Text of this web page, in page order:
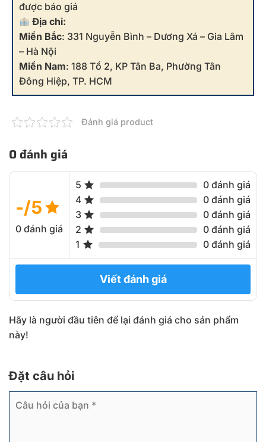
được báo giá
Địa chỉ:
Miền Bắc: 331 Nguyễn Bình – Dương Xá – Gia Lâm
– Hà Nội
Miền Nam: 188 Tổ 2, KP Tân Ba, Phường Tân
Đông Hiệp, TP. HCM
Đánh giá product
0 đánh giá
-/5
0 đánh giá
5
0 đánh giá
4
0 đánh giá
3
0 đánh giá
2
0 đánh giá
1
0 đánh giá
Viết đánh giá
Hãy là người đầu tiên để lại đánh giá cho sản phẩm
này!
Đặt câu hỏi